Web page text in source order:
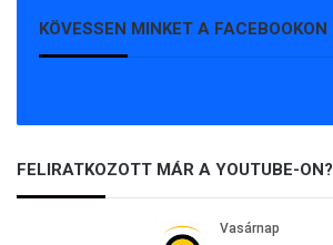
KÖVESSEN MINKET A FACEBOOKON
FELIRATKOZOTT MÁR A YOUTUBE-ON?